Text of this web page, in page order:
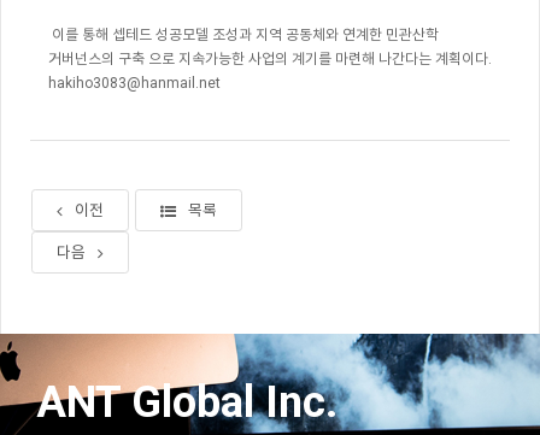
이를 통해 셉테드 성공모델 조성과 지역 공동체와 연계한 민관산학
거버넌스의 구축 으로 지속가능한 사업의 계기를 마련해 나간다는 계획이다.
hakiho3083@hanmail.net
이전 목록
다음
ANT Global Inc.